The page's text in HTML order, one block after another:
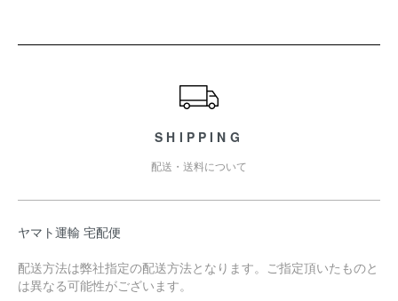
SHIPPING
配送・送料について
ヤマト運輸 宅配便
配送方法は弊社指定の配送方法となります。ご指定頂いたものと
は異なる可能性がございます。